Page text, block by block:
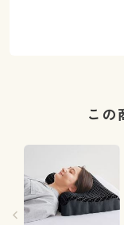
この